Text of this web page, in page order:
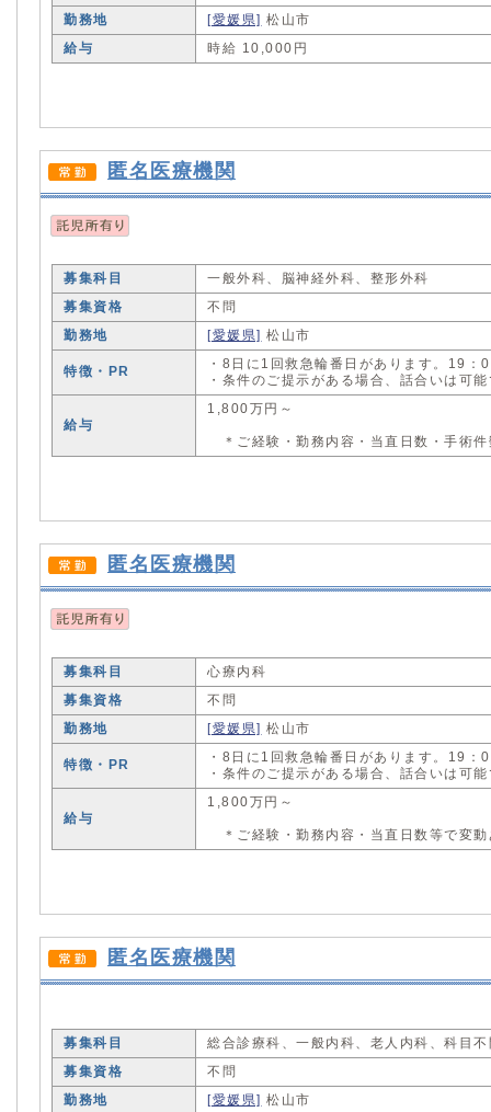
勤務地
[愛媛県] 松山市
給与
時給 10,000円
匿名医療機関
募集科目
一般外科、脳神経外科、整形外科
募集資格
不問
勤務地
[愛媛県] 松山市
特徴・PR
・8日に1回救急輪番日があります。19
・条件のご提示がある場合、話合いは可
給与
1,800万円～
＊ご経験・勤務内容・当直日数・手術件
匿名医療機関
募集科目
心療内科
募集資格
不問
勤務地
[愛媛県] 松山市
特徴・PR
・8日に1回救急輪番日があります。19
・条件のご提示がある場合、話合いは可
給与
1,800万円～
＊ご経験・勤務内容・当直日数等で変動
匿名医療機関
募集科目
総合診療科、一般内科、老人内科、科目不
募集資格
不問
勤務地
[愛媛県] 松山市